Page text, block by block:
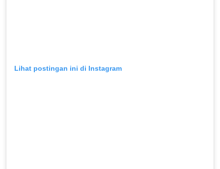
Lihat postingan ini di Instagram